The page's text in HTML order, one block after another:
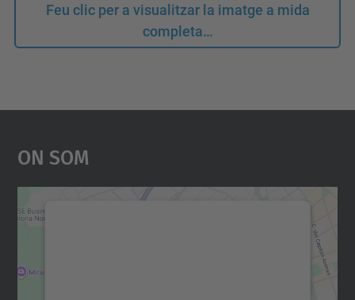
Feu clic per a visualitzar la imatge a mida
completa…
On Som